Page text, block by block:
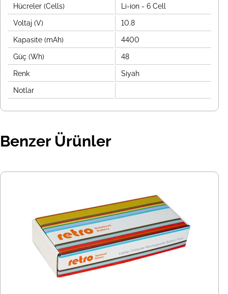
Hücreler (Cells) Li-ion - 6 Cell
Voltaj (V) 10.8
Kapasite (mAh) 4400
Güç (Wh) 48
Renk Siyah
Notlar
Benzer Ürünler